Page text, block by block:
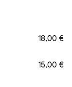
18,00 €
15,00 €